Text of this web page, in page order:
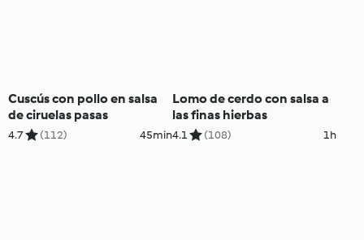
Cuscús con pollo en salsa
de ciruelas pasas
4.7 (112) 45min
Lomo de cerdo con salsa a
las finas hierbas
4.1 (108) 1h